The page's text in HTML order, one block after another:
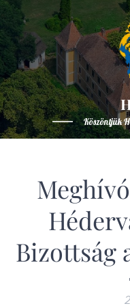
Köszöntjük
Bizottság